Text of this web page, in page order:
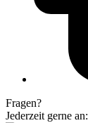
Fragen?
Jederzeit gerne an: